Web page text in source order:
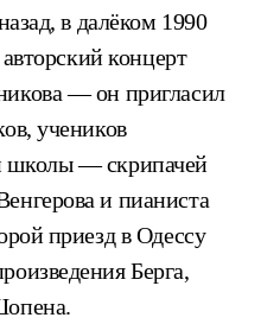
в далёком 1990
авторский концерт
— он пригласил
учеников
школы — скрипачей
и пианиста
приезд в Одессу
Берга,